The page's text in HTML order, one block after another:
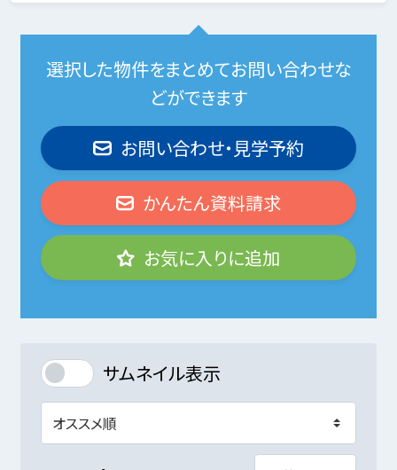
選択した物件をまとめてお問い合わせな
どができます
お問い合わせ・見学予約
かんたん資料請求
お気に入りに追加
サムネイル表示